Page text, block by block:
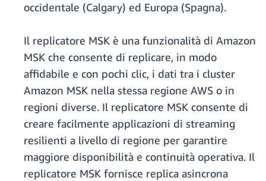
occidentale (Calgary) ed Europa (Spagna).
Il replicatore MSK è una funzionalità di Amazon
MSK che consente di replicare, in modo
affidabile e con pochi clic, i dati tra i cluster
Amazon MSK nella stessa regione AWS o in
regioni diverse. Il replicatore MSK consente di
creare facilmente applicazioni di streaming
resilienti a livello di regione per garantire
maggiore disponibilità e continuità operativa. Il
replicatore MSK fornisce replica asincrona